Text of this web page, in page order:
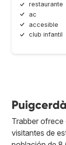
restaurante
ac
accesible
club infantil
Puigcerdà
Trabber ofrece
visitantes de